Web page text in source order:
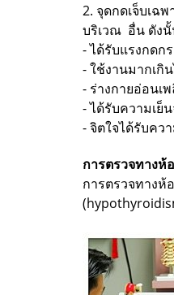
2. จุดกดเจ็บเฉ
บริเวณ อื่น ดังนั้
- ได้รับแรงกดก
- ใช้งานมากเกิ
- ร่างกายอ่อนเ
- ได้รับความเย็
- จิตใจได้รับคว
การตรวจทางห้
การตรวจทางห้